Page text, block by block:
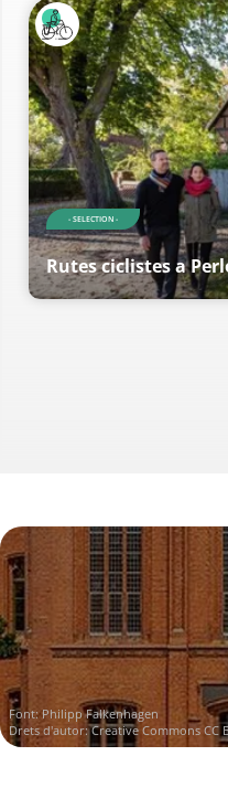
- SELECTION -
Rutes ciclistes a
Font:Philipp Falkenhagen
Drets d'autor:Creative Commons CC